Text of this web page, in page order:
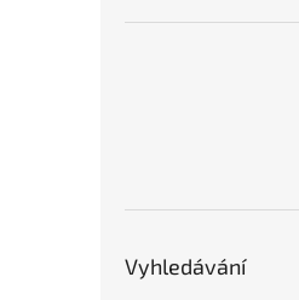
Vyhledávání